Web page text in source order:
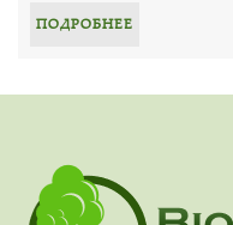
ПОДРОБНЕЕ